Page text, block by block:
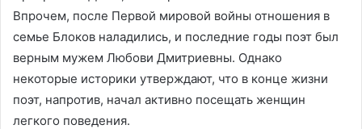
Впрочем, после Первой мировой войны отношения в
семье Блоков наладились, и последние годы поэт был
верным мужем Любови Дмитриевны. Однако
некоторые историки утверждают, что в конце жизни
поэт, напротив, начал активно посещать женщин
легкого поведения.